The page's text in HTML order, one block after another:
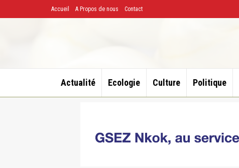
Accueil A Propos de nous Contact
Actualité Ecologie Culture Politique